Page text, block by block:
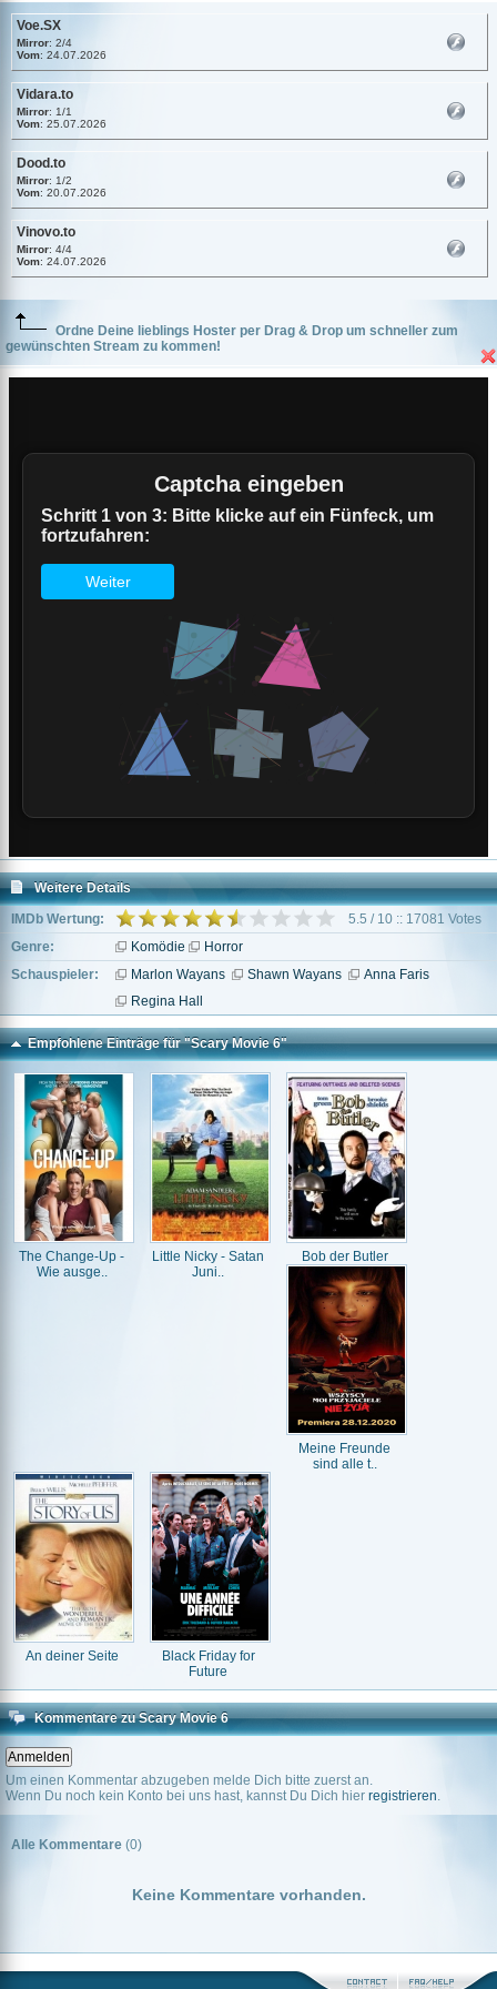
Voe.SX
Mirror: 2/4
Vom: 24.07.2026
Vidara.to
Mirror: 1/1
Vom: 25.07.2026
Dood.to
Mirror: 1/2
Vom: 20.07.2026
Vinovo.to
Mirror: 4/4
Vom: 24.07.2026
Ordne Deine lieblings Hoster per Drag & Drop um schneller zum
gewünschten Stream zu kommen!
Weitere Details
IMDb Wertung:
5.5 / 10 :: 17081 Votes
Genre:
Komödie
Horror
Schauspieler:
Marlon Wayans Shawn Wayans
Anna Faris
Regina Hall
Empfohlene Einträge für "Scary Movie 6"
The Change-Up -
Wie ausge..
Little Nicky - Satan
Juni..
Bob der Butler
Meine Freunde
sind alle t..
An deiner Seite
Black Friday for
Future
Kommentare zu Scary Movie 6
Um einen Kommentar abzugeben melde Dich bitte zuerst an.
Wenn Du noch kein Konto bei uns hast, kannst Du Dich hier registrieren.
Alle Kommentare (0)
Keine Kommentare vorhanden.